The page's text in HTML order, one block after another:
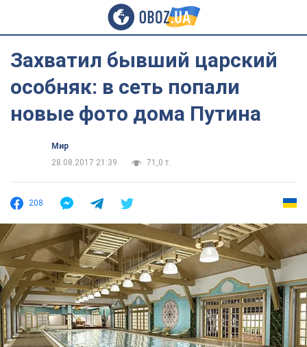
Захватил бывший царский
особняк: в сеть попали
новые фото дома Путина
Мир
28.08.2017 21:39
71,0 т.
208